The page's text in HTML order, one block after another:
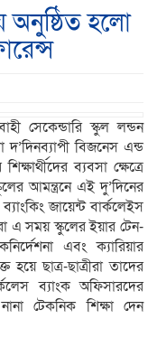
অনুষ্ঠিত হলো
সেকেন্ডারি স্কুল লন্ডন
বিজনেস এন্ড
ব্যবসা ক্ষেত্রে
আমন্ত্রনে এই দু’দিনের
জায়েন্ট বার্কলেইস
এ সময় স্কুলের ইয়ার টেন-
এবং ক্যারিয়ার
ছাত্র-ছাত্রীরা তাদের
ব্যাংক অফিসারদের
টেকনিক শিক্ষা দেন